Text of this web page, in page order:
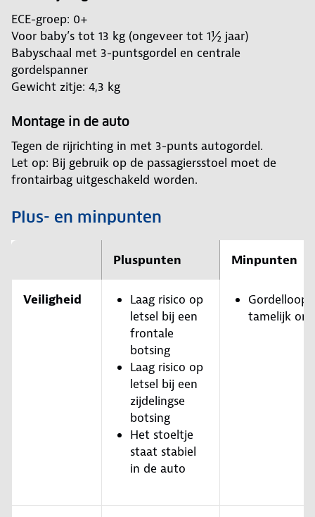
ECE-groep: 0+
Voor baby’s tot 13 kg (ongeveer tot 1½ jaar)
Babyschaal met 3-puntsgordel en centrale
gordelspanner
Gewicht zitje: 4,3 kg
Montage in de auto
Tegen de rijrichting in met 3-punts autogordel.
Let op: Bij gebruik op de passagiersstoel moet de
frontairbag uitgeschakeld worden.
Plus- en minpunten
Pluspunten Minpunten
Veiligheid
Laag risico op
letsel bij een
frontale
botsing
Laag risico op
letsel bij een
zijdelingse
botsing
Het stoeltje
staat stabiel
in de auto
Gordelloop
tamelijk